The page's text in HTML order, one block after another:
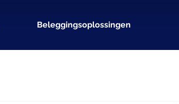
Beleggingsoplossingen